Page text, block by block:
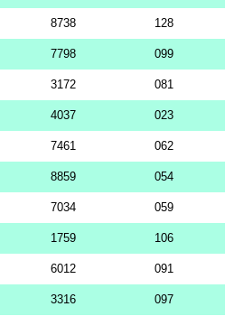
8738 128
7798 099
3172 081
4037 023
7461 062
8859 054
7034 059
1759 106
6012 091
3316 097